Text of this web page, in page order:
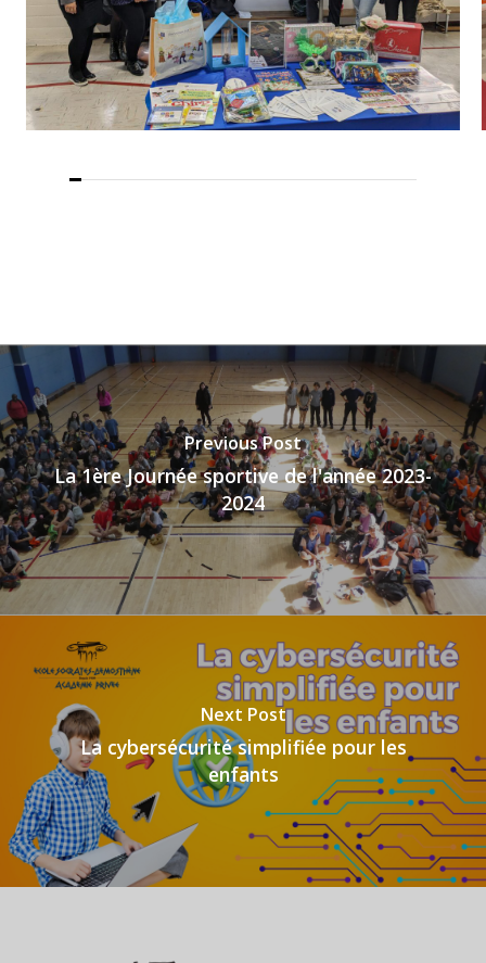
Previous Post
La 1ère Journée sportive de l'année 2023-
2024
Next Post
La cybersécurité simplifiée pour les
enfants